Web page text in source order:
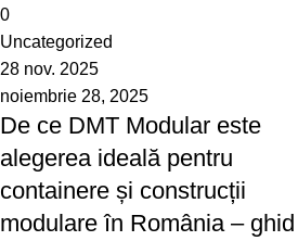
0
Uncategorized
28 nov. 2025
noiembrie 28, 2025
De ce DMT Modular este
alegerea ideală pentru
containere și construcții
modulare în România – ghid